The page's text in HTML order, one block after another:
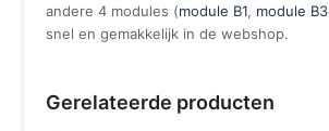
andere 4 modules (module B1, module B3
snel en gemakkelijk in de webshop.
Gerelateerde producten